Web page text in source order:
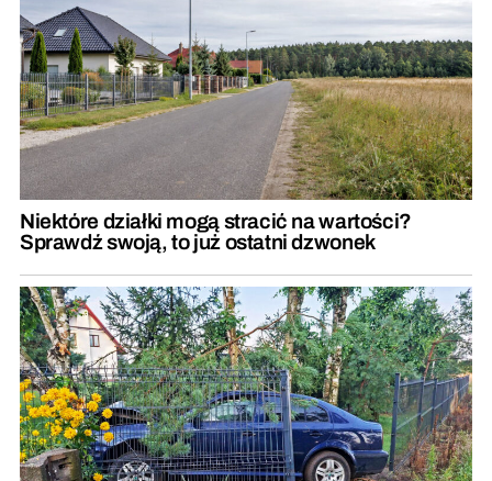
Niektóre działki mogą stracić na wartości?
Sprawdź swoją, to już ostatni dzwonek